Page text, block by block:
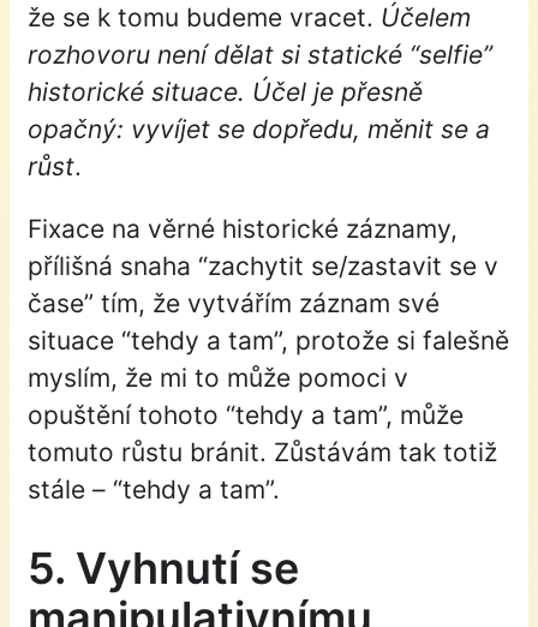
že se k tomu budeme vracet. Účelem
rozhovoru není dělat si statické “selfie”
historické situace. Účel je přesně
opačný: vyvíjet se dopředu, měnit se a
růst.
Fixace na věrné historické záznamy,
přílišná snaha “zachytit se/zastavit se v
čase” tím, že vytvářím záznam své
situace “tehdy a tam”, protože si falešně
myslím, že mi to může pomoci v
opuštění tohoto “tehdy a tam”, může
tomuto růstu bránit. Zůstávám tak totiž
stále – “tehdy a tam”.
5. Vyhnutí se